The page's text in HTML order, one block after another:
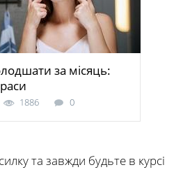
за місяць:
1886 0
та завжди будьте в курсі